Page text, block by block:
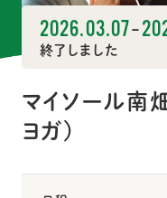
2026.03.07-
終了しました
マイソール南
ヨガ)